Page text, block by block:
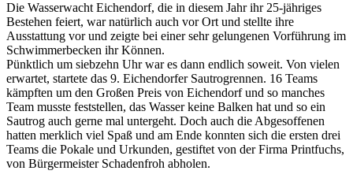
Die Wasserwacht Eichendorf, die in diesem Jahr ihr 25-jähriges
Bestehen feiert, war natürlich auch vor Ort und stellte ihre
Ausstattung vor und zeigte bei einer sehr gelungenen Vorführung im
Schwimmerbecken ihr Können.
Pünktlich um siebzehn Uhr war es dann endlich soweit. Von vielen
erwartet, startete das 9. Eichendorfer Sautrogrennen. 16 Teams
kämpften um den Großen Preis von Eichendorf und so manches
Team musste feststellen, das Wasser keine Balken hat und so ein
Sautrog auch gerne mal untergeht. Doch auch die Abgesoffenen
hatten merklich viel Spaß und am Ende konnten sich die ersten drei
Teams die Pokale und Urkunden, gestiftet von der Firma Printfuchs,
von Bürgermeister Schadenfroh abholen.